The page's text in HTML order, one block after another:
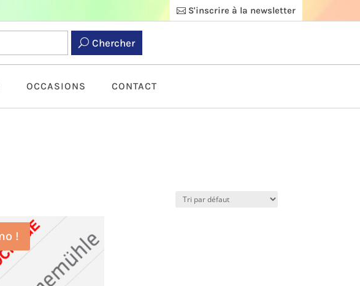
S'inscrire à la newsletter
Chercher
OCCASIONS CONTACT
!